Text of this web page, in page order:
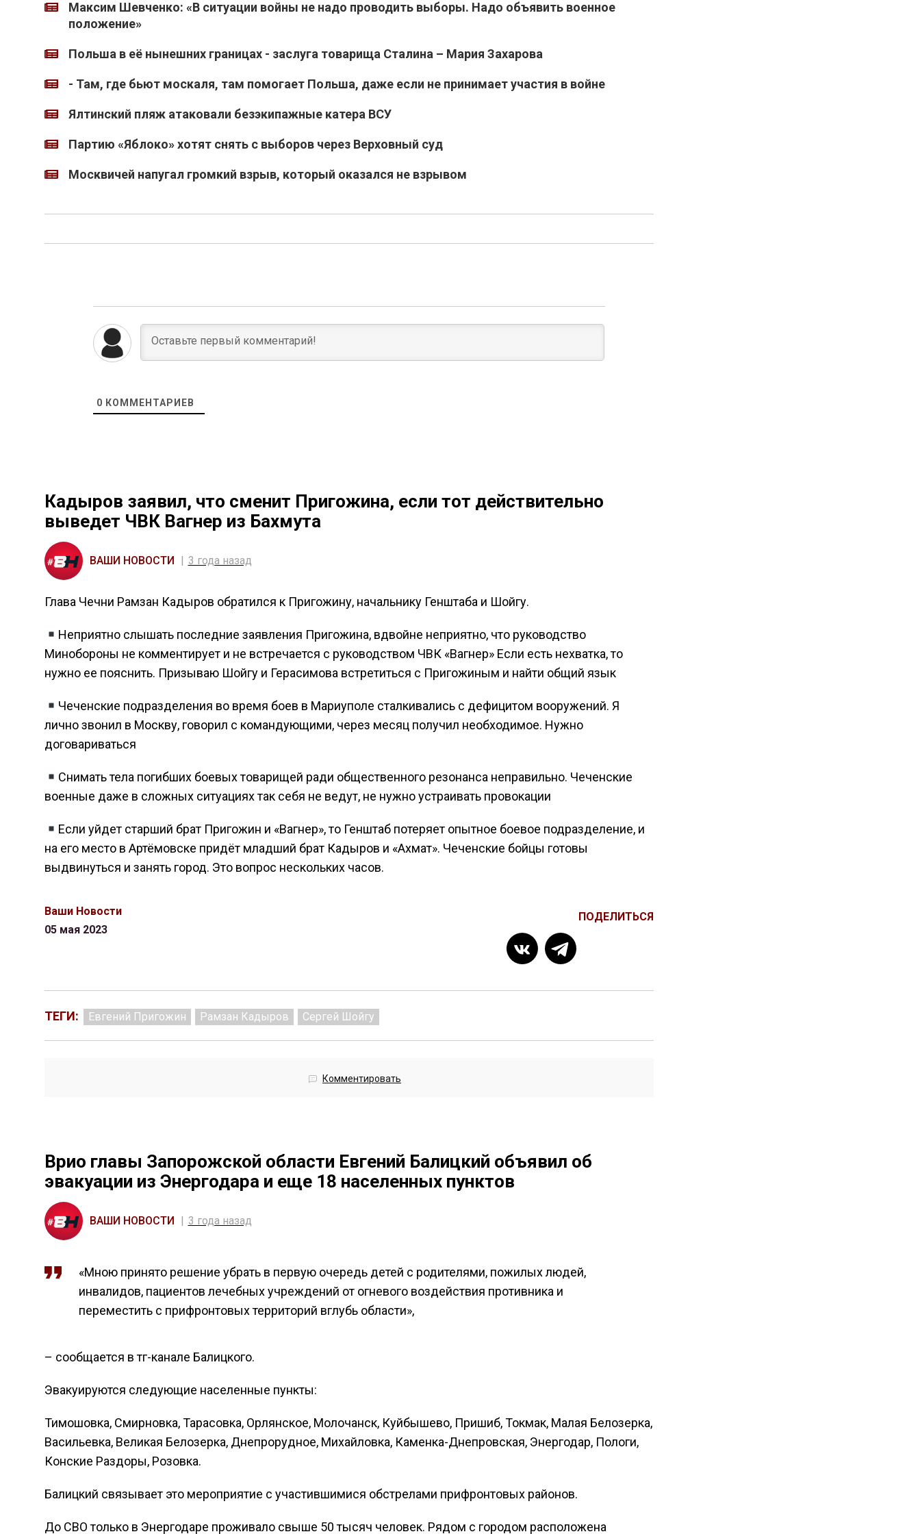
Максим Шевченко: «В ситуации войны не надо проводить выборы. Надо объявить военное
положение»
Польша в её нынешних границах - заслуга товарища Сталина – Мария Захарова
- Там, где бьют москаля, там помогает Польша, даже если не принимает участия в войне
Ялтинский пляж атаковали безэкипажные катера ВСУ
Партию «Яблоко» хотят снять с выборов через Верховный суд
Москвичей напугал громкий взрыв, который оказался не взрывом
0 КОММЕНТАРИЕВ
Кадыров заявил, что сменит Пригожина, если тот действительно
выведет ЧВК Вагнер из Бахмута
ВАШИ НОВОСТИ 3 года назад
Глава Чечни Рамзан Кадыров обратился к Пригожину, начальнику Генштаба и Шойгу.
Неприятно слышать последние заявления Пригожина, вдвойне неприятно, что руководство
Минобороны не комментирует и не встречается с руководством ЧВК «Вагнер» Если есть нехватка, то
нужно ее пояснить. Призываю Шойгу и Герасимова встретиться с Пригожиным и найти общий язык
Чеченские подразделения во время боев в Мариуполе сталкивались с дефицитом вооружений. Я
лично звонил в Москву, говорил с командующими, через месяц получил необходимое. Нужно
договариваться
Снимать тела погибших боевых товарищей ради общественного резонанса неправильно. Чеченские
военные даже в сложных ситуациях так себя не ведут, не нужно устраивать провокации
Если уйдет старший брат Пригожин и «Вагнер», то Генштаб потеряет опытное боевое подразделение, и
на его место в Артёмовске придёт младший брат Кадыров и «Ахмат». Чеченские бойцы готовы
выдвинуться и занять город. Это вопрос нескольких часов.
Ваши Новости
05 мая 2023
ПОДЕЛИТЬСЯ
ТЕГИ: Евгений Пригожин Рамзан Кадыров Сергей Шойгу
Комментировать
Врио главы Запорожской области Евгений Балицкий объявил об
эвакуации из Энергодара и еще 18 населенных пунктов
ВАШИ НОВОСТИ 3 года назад
«Мною принято решение убрать в первую очередь детей с родителями, пожилых людей,
инвалидов, пациентов лечебных учреждений от огневого воздействия противника и
переместить с прифронтовых территорий вглубь области»,
– сообщается в тг-канале Балицкого.
Эвакуируются следующие населенные пункты:
Тимошовка, Смирновка, Тарасовка, Орлянское, Молочанск, Куйбышево, Пришиб, Токмак, Малая Белозерка,
Васильевка, Великая Белозерка, Днепрорудное, Михайловка, Каменка-Днепровская, Энергодар, Пологи,
Конские Раздоры, Розовка.
Балицкий связывает это мероприятие с участившимися обстрелами прифронтовых районов.
До СВО только в Энергодаре проживало свыше 50 тысяч человек. Рядом с городом расположена